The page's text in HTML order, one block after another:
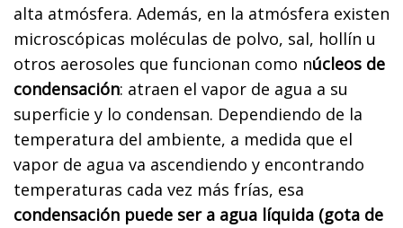
alta atmósfera. Además, en la atmósfera existen
microscópicas moléculas de polvo, sal, hollín u
otros aerosoles que funcionan como núcleos de
condensación: atraen el vapor de agua a su
superficie y lo condensan. Dependiendo de la
temperatura del ambiente, a medida que el
vapor de agua va ascendiendo y encontrando
temperaturas cada vez más frías, esa
condensación puede ser a agua líquida (gota de